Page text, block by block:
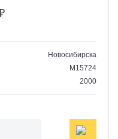
Новосибирска
M15724
2000